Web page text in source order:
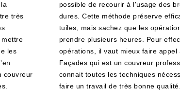
très
mettre
les
couvreur
possible de recourir à l'usage des
dures. Cette méthode préserve
tuiles, mais sachez que les
prendre plusieurs heures. Pour
opérations, il vaut mieux faire appel
Façades qui est un couvreur
connait toutes les techniques
faire un travail de très bonne qualité.